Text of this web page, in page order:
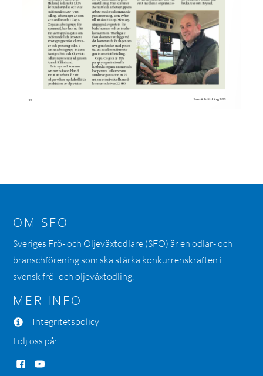
OM SFO
Sveriges Frö- och Oljeväxtodlare (SFO) är en odlar- och
branschförening som ska stärka konkurrenskraften i
svensk frö- och oljeväxtodling.
MER INFO
Integritetspolicy
Följ oss på: